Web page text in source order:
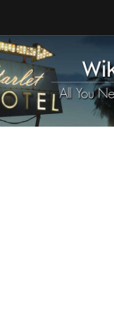
Strona główna
Premiera GTA 6
Mapa GTA 6
GTA 6 Pojazdy